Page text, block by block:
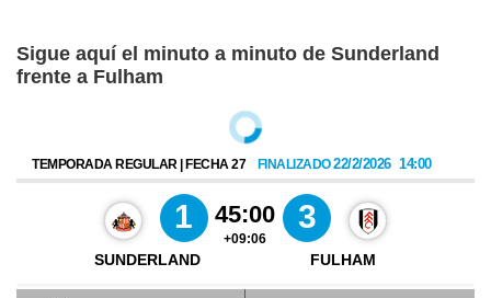
Sigue aquí el minuto a minuto de Sunderland
frente a Fulham